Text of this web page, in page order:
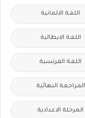
اللغة الالمانية
اللغة الايطالية
اللغة الفرنسية
المراجعة النهائية
المرحلة الاعدادية